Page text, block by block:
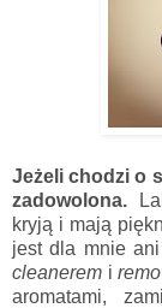
Jeżeli chodzi o
zadowolona.
kryją i mają
jest dla mnie
cleanerem i
aromatami,